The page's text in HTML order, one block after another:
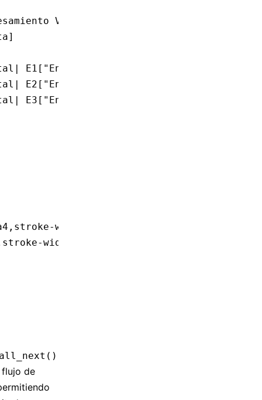
Vertical| M2[Middleware de
E1["Endpoint 1<br>#[handler]"]
E2["Endpoint 2<br>#[endpoint]"]
E3["Endpoint 3<br>Implementa el Trait
width:2px;
width:2px;
flujo de